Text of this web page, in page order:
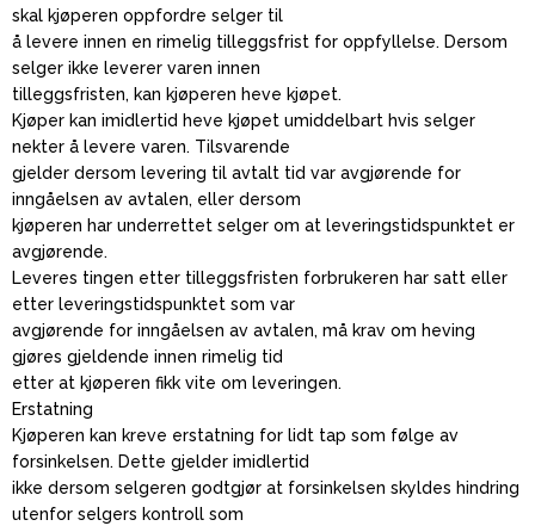
skal kjøperen oppfordre selger til
å levere innen en rimelig tilleggsfrist for oppfyllelse. Dersom
selger ikke leverer varen innen
tilleggsfristen, kan kjøperen heve kjøpet.
Kjøper kan imidlertid heve kjøpet umiddelbart hvis selger
nekter å levere varen. Tilsvarende
gjelder dersom levering til avtalt tid var avgjørende for
inngåelsen av avtalen, eller dersom
kjøperen har underrettet selger om at leveringstidspunktet er
avgjørende.
Leveres tingen etter tilleggsfristen forbrukeren har satt eller
etter leveringstidspunktet som var
avgjørende for inngåelsen av avtalen, må krav om heving
gjøres gjeldende innen rimelig tid
etter at kjøperen fikk vite om leveringen.
Erstatning
Kjøperen kan kreve erstatning for lidt tap som følge av
forsinkelsen. Dette gjelder imidlertid
ikke dersom selgeren godtgjør at forsinkelsen skyldes hindring
utenfor selgers kontroll som